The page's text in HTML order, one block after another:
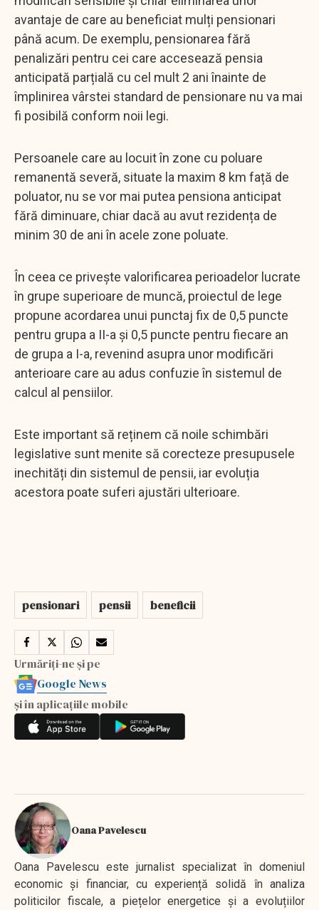
avantaje de care au beneficiat mulți pensionari
până acum. De exemplu, pensionarea fără
penalizări pentru cei care accesează pensia
anticipată parțială cu cel mult 2 ani înainte de
împlinirea vârstei standard de pensionare nu va mai
fi posibilă conform noii legi.
Persoanele care au locuit în zone cu poluare
remanentă severă, situate la maxim 8 km față de
poluator, nu se vor mai putea pensiona anticipat
fără diminuare, chiar dacă au avut rezidența de
minim 30 de ani în acele zone poluate.
În ceea ce privește valorificarea perioadelor lucrate
în grupe superioare de muncă, proiectul de lege
propune acordarea unui punctaj fix de 0,5 puncte
pentru grupa a II-a și 0,5 puncte pentru fiecare an
de grupa a I-a, revenind asupra unor modificări
anterioare care au adus confuzie în sistemul de
calcul al pensiilor.
Este important să reținem că noile schimbări
legislative sunt menite să corecteze presupusele
inechități din sistemul de pensii, iar evoluția
acestora poate suferi ajustări ulterioare.
pensionari pensii beneficii
Urmăriți-ne și pe
Google News
și în aplicațiile mobile
Oana Pavelescu
Oana Pavelescu este jurnalist specializat în domeniul
economic și financiar, cu experiență solidă în analiza
politicilor fiscale, a piețelor energetice și a evoluțiilor